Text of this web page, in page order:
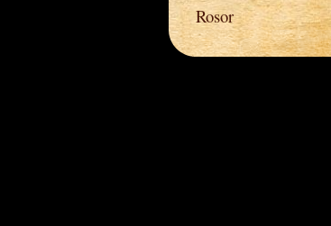
Rosor